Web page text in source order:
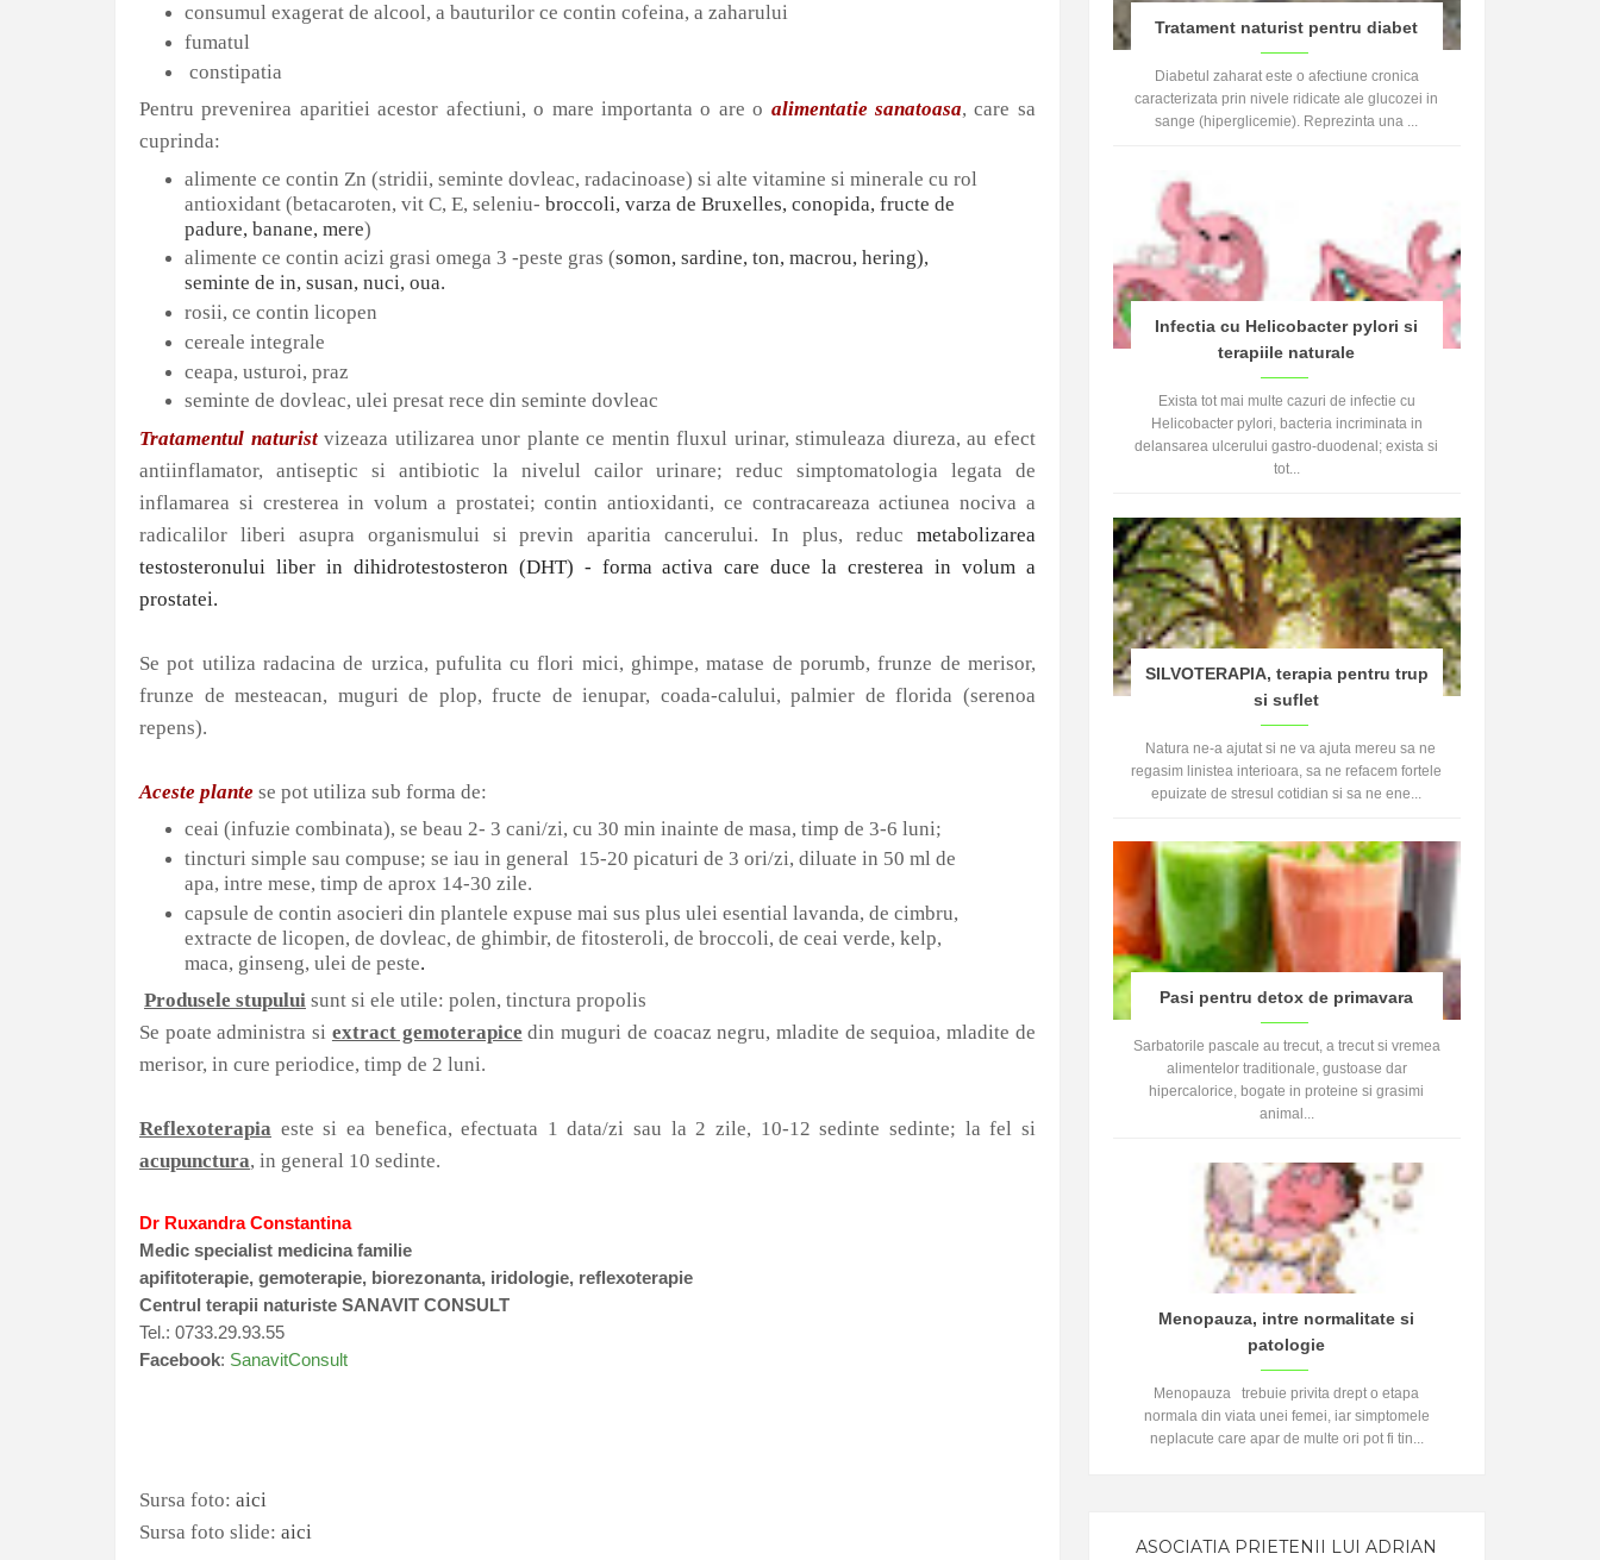
consumul exagerat de alcool, a bauturilor ce contin cofeina, a zaharului
fumatul
constipatia
Pentru prevenirea aparitiei acestor afectiuni, o mare importanta o are o alimentatie sanatoasa, care sa
cuprinda:
alimente ce contin Zn (stridii, seminte dovleac, radacinoase) si alte vitamine si minerale cu rol
antioxidant (betacaroten, vit C, E, seleniu- broccoli, varza de Bruxelles, conopida, fructe de
padure, banane, mere)
alimente ce contin acizi grasi omega 3 -peste gras (somon, sardine, ton, macrou, hering),
seminte de in, susan, nuci, oua.
rosii, ce contin licopen
cereale integrale
ceapa, usturoi, praz
seminte de dovleac, ulei presat rece din seminte dovleac
Tratamentul naturistvizeaza utilizarea unor plante ce mentin fluxul urinar, stimuleaza diureza, au efect
antiinflamator, antiseptic si antibiotic la nivelul cailor urinare; reduc simptomatologia legata de
inflamarea si cresterea in volum a prostatei; contin antioxidanti, ce contracareaza actiunea nociva a
radicalilor liberi asupra organismului si previn aparitia cancerului. In plus, reduc metabolizarea
testosteronului liber in dihidrotestosteron (DHT) - forma activa care duce la cresterea in volum a
prostatei.
Se pot utiliza radacina de urzica, pufulita cu flori mici, ghimpe, matase de porumb, frunze de merisor,
frunze de mesteacan, muguri de plop, fructe de ienupar, coada-calului, palmier de florida (serenoa
repens).
Aceste plante se pot utiliza sub forma de:
ceai (infuzie combinata), se beau 2- 3 cani/zi, cu 30 min inainte de masa, timp de 3-6 luni;
tincturi simple sau compuse; se iau in general 15-20 picaturi de 3 ori/zi, diluate in 50 ml de
apa, intre mese, timp de aprox 14-30 zile.
capsule de contin asocieri din plantele expuse mai sus plus ulei esential lavanda, de cimbru,
extracte de licopen, de dovleac, de ghimbir, de fitosteroli, de broccoli, de ceai verde, kelp,
maca, ginseng, ulei de peste.
Produsele stupului sunt si ele utile: polen, tinctura propolis
Se poate administra si extract gemoterapice din muguri de coacaz negru, mladite de sequioa, mladite de
merisor, in cure periodice, timp de 2 luni.
Reflexoterapia este si ea benefica, efectuata 1 data/zi sau la 2 zile, 10-12 sedinte sedinte; la fel si
acupunctura, in general 10 sedinte.
Dr Ruxandra Constantina
Medic specialist medicina familie
apifitoterapie, gemoterapie, biorezonanta, iridologie, reflexoterapie
Centrul terapii naturiste SANAVIT CONSULT
Tel.: 0733.29.93.55
Facebook: SanavitConsult
Sursa foto: aici
Sursa foto slide: aici
Tratament naturist pentru diabet
Diabetul zaharat este o afectiune cronica
caracterizata prin nivele ridicate ale glucozei in
sange (hiperglicemie). Reprezinta una ...
Infectia cu Helicobacter pylori si
terapiile naturale
Exista tot mai multe cazuri de infectie cu
Helicobacter pylori, bacteria incriminata in
delansarea ulcerului gastro-duodenal; exista si
tot...
SILVOTERAPIA, terapia pentru trup
si suflet
Natura ne-a ajutat si ne va ajuta mereu sa ne
regasim linistea interioara, sa ne refacem fortele
epuizate de stresul cotidian si sa ne ene...
Pasi pentru detox de primavara
Sarbatorile pascale au trecut, a trecut si vremea
alimentelor traditionale, gustoase dar
hipercalorice, bogate in proteine si grasimi
animal...
Menopauza, intre normalitate si
patologie
Menopauza trebuie privita drept o etapa
normala din viata unei femei, iar simptomele
neplacute care apar de multe ori pot fi tin...
ASOCIATIA PRIETENII LUI ADRIAN